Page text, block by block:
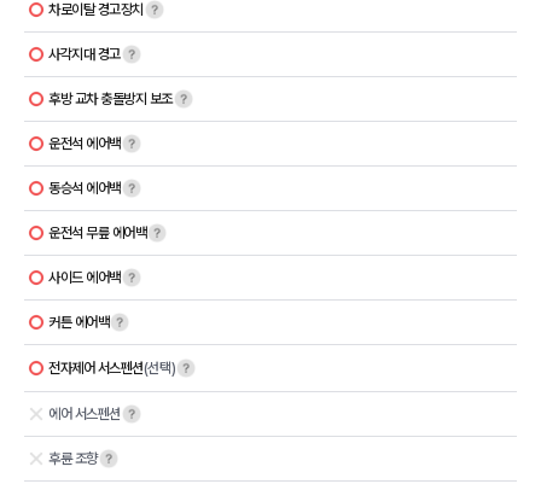
차로이탈 경고장치
사각지대 경고
후방 교차 충돌방지 보조
운전석 에어백
동승석 에어백
운전석 무릎 에어백
사이드 에어백
커튼 에어백
전자제어 서스펜션(선택)
에어 서스펜션
후륜 조향